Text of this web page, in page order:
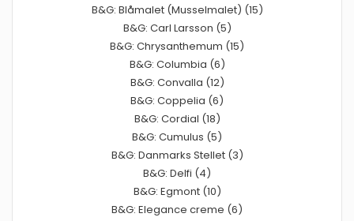
B&G: Blåmalet (Musselmalet) (15)
B&G: Carl Larsson (5)
B&G: Chrysanthemum (15)
B&G: Columbia (6)
B&G: Convalla (12)
B&G: Coppelia (6)
B&G: Cordial (18)
B&G: Cumulus (5)
B&G: Danmarks Stellet (3)
B&G: Delfi (4)
B&G: Egmont (10)
B&G: Elegance creme (6)